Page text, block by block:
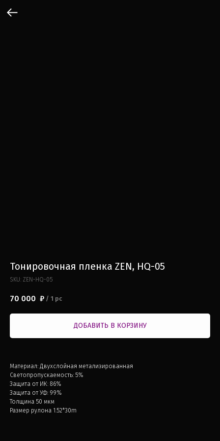
Тонировочная пленка ZEN, HQ-05
SKU: ZEN-HQ-05
70 000 ₽ / 1 pc
ДОБАВИТЬ В КОРЗИНУ
Материал: Двухслойная метализированная
Светопропускаемость: 5%
Защита от ИК: 86%
Защита от УФ: 99%
Толщина 50 мкм
Размер рулона 1.52*30m